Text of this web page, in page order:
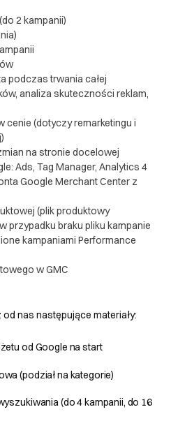
2 kampanii)
podczas trwania całej
analiza skuteczności reklam,
cenie (dotyczy remarketingu i
na stronie docelowej
Ads, Tag Manager, Analytics 4
Google Merchant Center z
(plik produktowy
przypadku braku pliku kampanie
kampaniami Performance
w GMC
nas następujące materiały:
od Google na start
(podział na kategorie)
(do 4 kampanii, do 16